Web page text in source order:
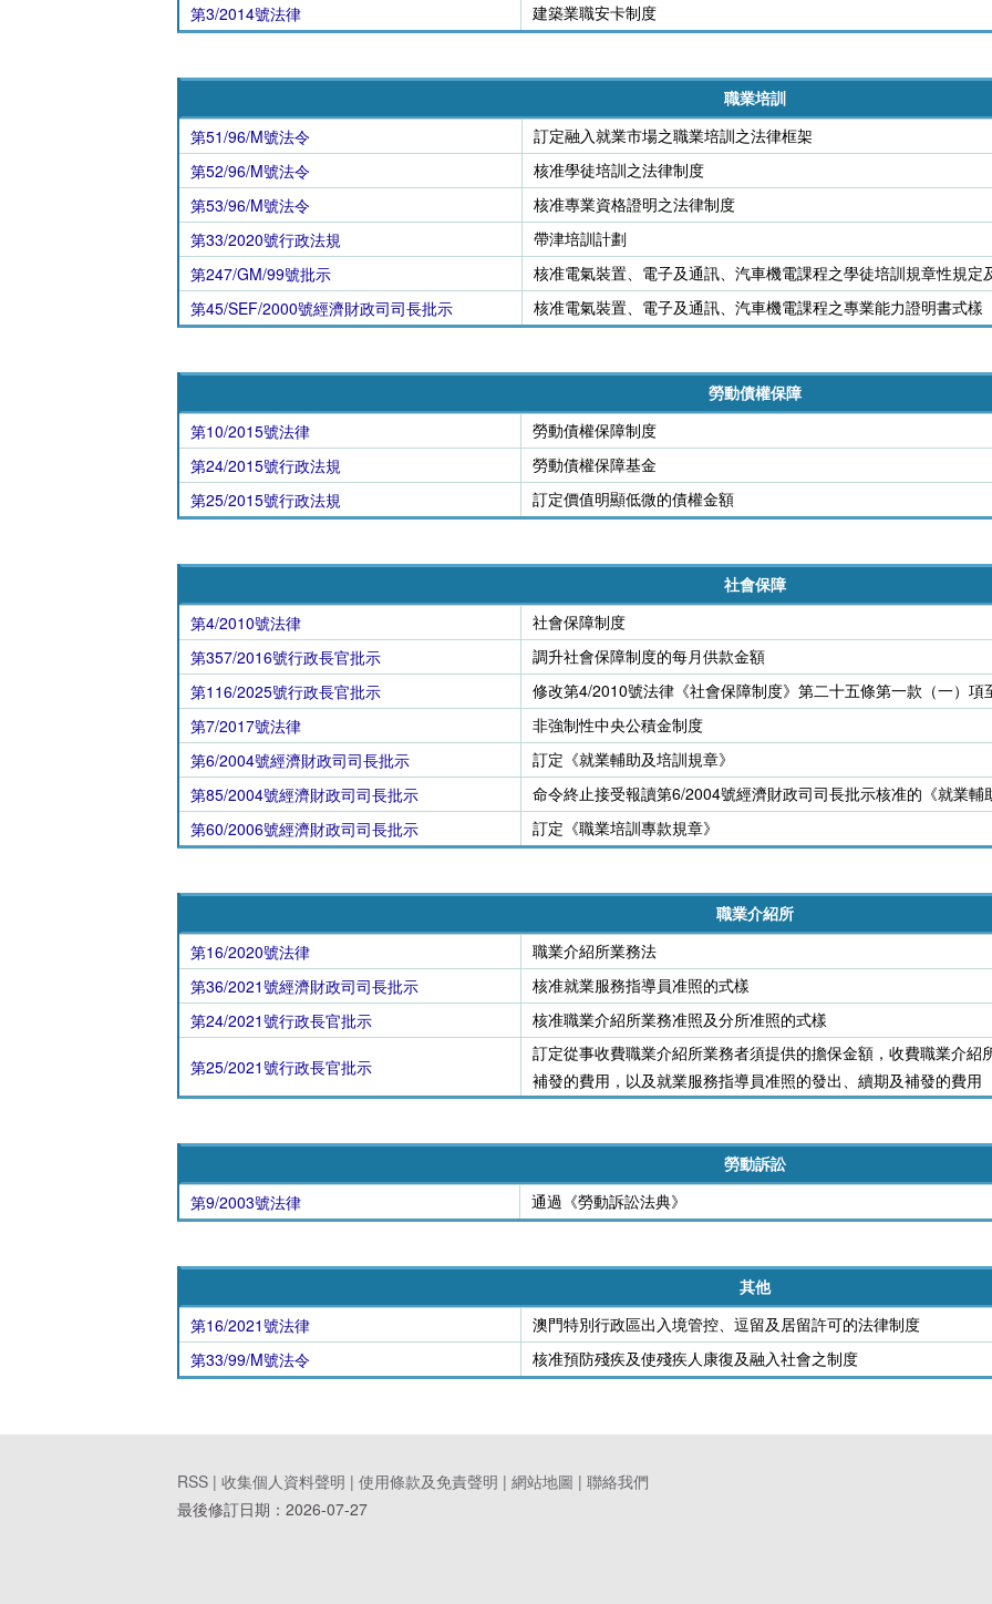
第3/2014號法律
建築業職安卡制度
職業培訓
第51/96/M號法令
訂定融入就業市場之職業培訓之法律框架
第52/96/M號法令
核准學徒培訓之法律制度
第53/96/M號法令
核准專業資格證明之法律制度
第33/2020號行政法規
帶津培訓計劃
第247/GM/99號批示
核准電氣裝置、電子及通訊、汽車機電課程之學徒培訓規章性規定
第45/SEF/2000號經濟財政司司長批示
核准電氣裝置、電子及通訊、汽車機電課程之專業能力證明書式樣
勞動債權保障
第10/2015號法律
勞動債權保障制度
第24/2015號行政法規
勞動債權保障基金
第25/2015號行政法規
訂定價值明顯低微的債權金額
社會保障
第4/2010號法律
社會保障制度
第357/2016號行政長官批示
調升社會保障制度的每月供款金額
第116/2025號行政長官批示
修改第4/2010號法律《社會保障制度》第二十五條第一款（一）
第7/2017號法律
非強制性中央公積金制度
第6/2004號經濟財政司司長批示
訂定《就業輔助及培訓規章》
第85/2004號經濟財政司司長批示
命令終止接受報讀第6/2004號經濟財政司司長批示核准的《就業
第60/2006號經濟財政司司長批示
訂定《職業培訓專款規章》
職業介紹所
第16/2020號法律
職業介紹所業務法
第36/2021號經濟財政司司長批示
核准就業服務指導員准照的式樣
第24/2021號行政長官批示
核准職業介紹所業務准照及分所准照的式樣
第25/2021號行政長官批示
訂定從事收費職業介紹所業務者須提供的擔保金額，收費職業介紹
補發的費用，以及就業服務指導員准照的發出、續期及補發的費用
勞動訴訟
第9/2003號法律
通過《勞動訴訟法典》
其他
第16/2021號法律
澳門特別行政區出入境管控、逗留及居留許可的法律制度
第33/99/M號法令
核准預防殘疾及使殘疾人康復及融入社會之制度
RSS | 收集個人資料聲明 | 使用條款及免責聲明 | 網站地圖 | 聯絡我們
最後修訂日期： 2026-07-27